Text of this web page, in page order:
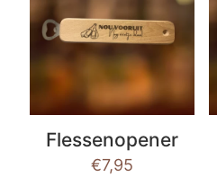
Flessenopener
€7,95